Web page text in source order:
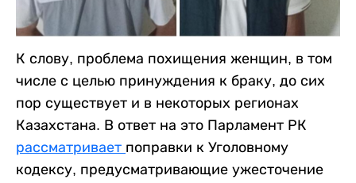
К слову, проблема похищения женщин, в том
числе с целью принуждения к браку, до сих
пор существует и в некоторых регионах
Казахстана. В ответ на это Парламент РК
рассматривает поправки к Уголовному
кодексу, предусматривающие ужесточение